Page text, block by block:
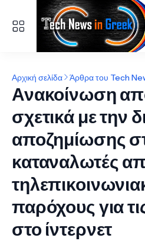
Αρχική σελίδα Άρθρα του Tech
Ανακοίνωση
σχετικά με την
αποζημίωσης
καταναλωτές
παρόχους για
στο ίντερνετ